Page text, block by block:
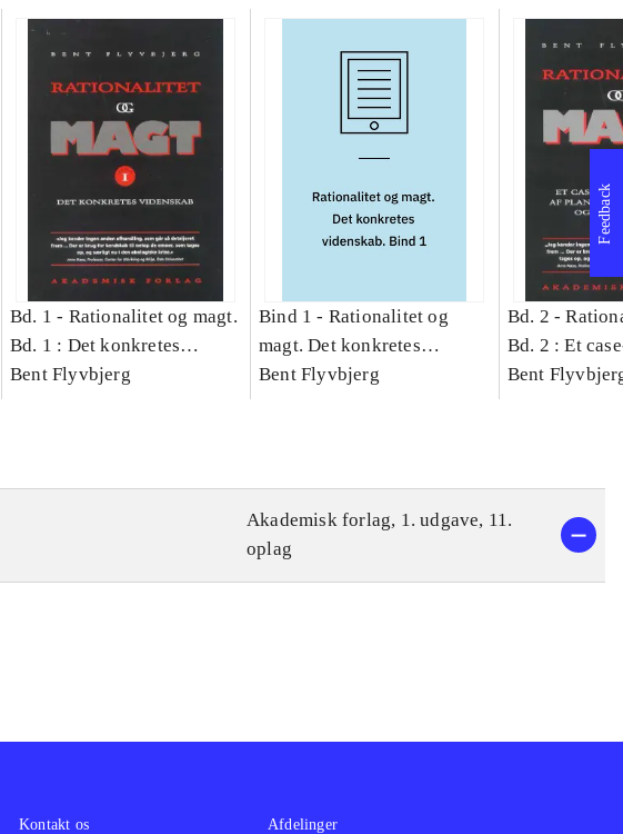
Bd. 1 - Rationalitet og magt.
Bd. 1 : Det konkretes
videnskab
Bent Flyvbjerg
Bind 1 - Rationalitet og
magt. Det konkretes
videnskab. Bind 1
Bent Flyvbjerg
Bd. 2 -
Bd. 2 : Et
studie af
Bent
Akademisk forlag, 1. udgave, 11.
oplag
Feedback
Kontakt os Afdelinger